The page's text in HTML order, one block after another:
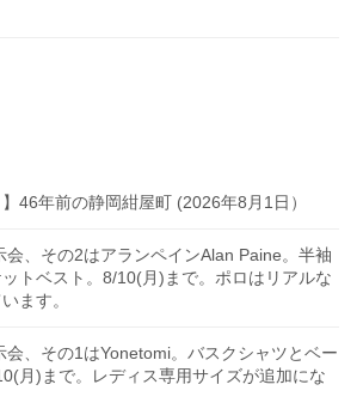
46年前の静岡紺屋町 (2026年8月1日）
、その2はアランペインAlan Paine。半袖
トベスト。8/10(月)まで。ポロはリアルな
ます。
、その1はYonetomi。バスクシャツとベー
月)まで。レディス専用サイズが追加にな